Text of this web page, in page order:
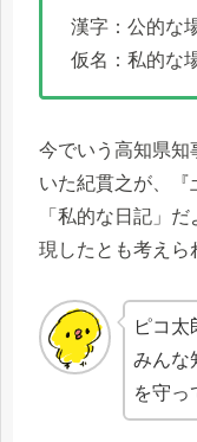
漢字：公的な
仮名：私的な
今でいう高知県知
いた紀貫之が、『
「私的な日記」
現したとも考えら
ピコ太
みんな
を守っ